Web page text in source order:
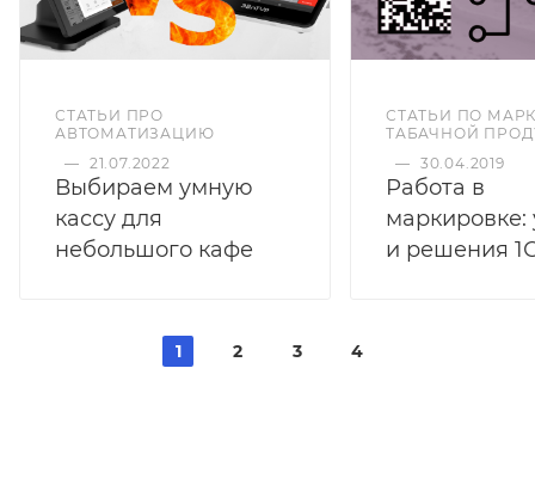
СТАТЬИ ПРО
АВТОМАТИЗАЦИЮ
— 21.07.2022
Выбираем умную
кассу для
небольшого кафе
СТАТЬИ ПО
ТАБАЧНОЙ
— 30.04.2019
Работа в
маркировке:
и решения
1 2 3 4